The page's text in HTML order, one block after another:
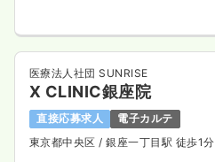
時間 16:50～8:50
気になる
医療法人社団 SUNRISE
X CLINIC銀座院
直接応募求人
電子カルテ
東京都中央区 / 銀座一丁目駅 徒歩1分